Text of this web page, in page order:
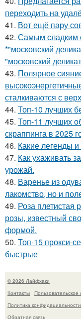
переходить на
41. Вот ещё пару
42. Самым сладким
*"московский
"московский
43. Полярное
сталкиваются с
44. Топ-10 лучших
45. Топ-11 лучших
скраппинга в 2025
46. Какие легенды
47. Как ухаживать
урожай.
48. Варенье из
лакомство, но и
49. Роза плетистая
розы, известный
формой.
50. Топ-15 прокси-
быстрые
© 2026 Лайфхаки
Контакты
Пользовательское
Политика конфидециальности
Обратная связь